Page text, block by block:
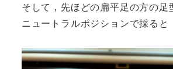
そして，先ほどの扁平足の方の足
ニュートラルポジションで採ると